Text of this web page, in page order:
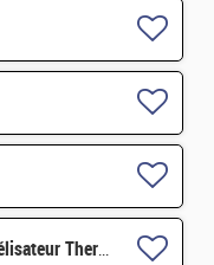
CDD 36 mois - Développeur et Modélisateur Thermomécanique H/F